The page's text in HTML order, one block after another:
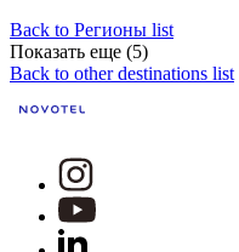
Back to Регионы list
Показать еще (5)
Back to other destinations list